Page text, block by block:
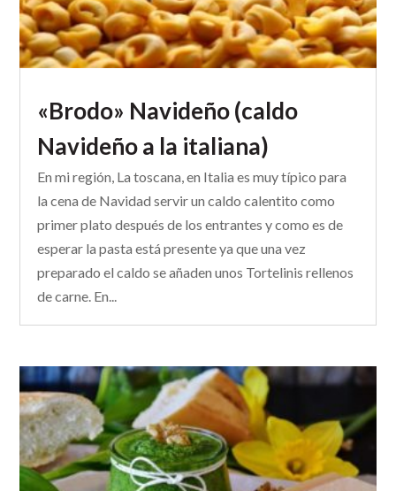
«Brodo» Navideño (caldo
Navideño a la italiana)
En mi región, La toscana, en Italia es muy típico para
la cena de Navidad servir un caldo calentito como
primer plato después de los entrantes y como es de
esperar la pasta está presente ya que una vez
preparado el caldo se añaden unos Tortelinis rellenos
de carne. En...